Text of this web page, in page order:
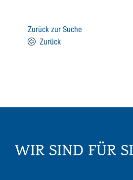
Zurück zur Suche
Zurück
WIR SIND FÜR